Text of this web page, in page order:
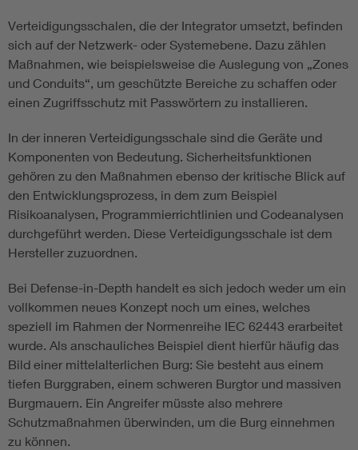
Verteidigungsschalen, die der Integrator umsetzt, befinden
sich auf der Netzwerk- oder Systemebene. Dazu zählen
Maßnahmen, wie beispielsweise die Auslegung von „Zones
und Conduits“, um geschützte Bereiche zu schaffen oder
einen Zugriffsschutz mit Passwörtern zu installieren.
In der inneren Verteidigungsschale sind die Geräte und
Komponenten von Bedeutung. Sicherheitsfunktionen
gehören zu den Maßnahmen ebenso der kritische Blick auf
den Entwicklungsprozess, in dem zum Beispiel
Risikoanalysen, Programmierrichtlinien und Codeanalysen
durchgeführt werden. Diese Verteidigungsschale ist dem
Hersteller zuzuordnen.
Bei Defense-in-Depth handelt es sich jedoch weder um ein
vollkommen neues Konzept noch um eines, welches
speziell im Rahmen der Normenreihe IEC 62443 erarbeitet
wurde. Als anschauliches Beispiel dient hierfür häufig das
Bild einer mittelalterlichen Burg: Sie besteht aus einem
tiefen Burggraben, einem schweren Burgtor und massiven
Burgmauern. Ein Angreifer müsste also mehrere
Schutzmaßnahmen überwinden, um die Burg einnehmen
zu können.